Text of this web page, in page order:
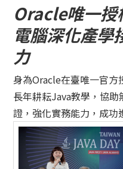
Oracle唯一
電腦深化產學
力
身為Oracle在臺唯一官方
長年耕耘Java教學，協
證，強化實務能力，成功